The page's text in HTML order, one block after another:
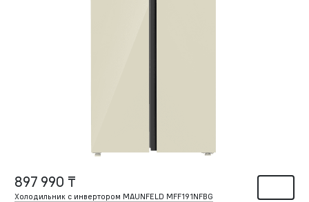
897 990 ₸
Холодильник с инвертором MAUNFELD MFF191NFBG